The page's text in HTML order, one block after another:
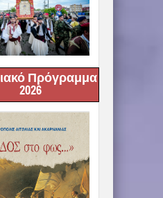
Πρόγραμμα
2026